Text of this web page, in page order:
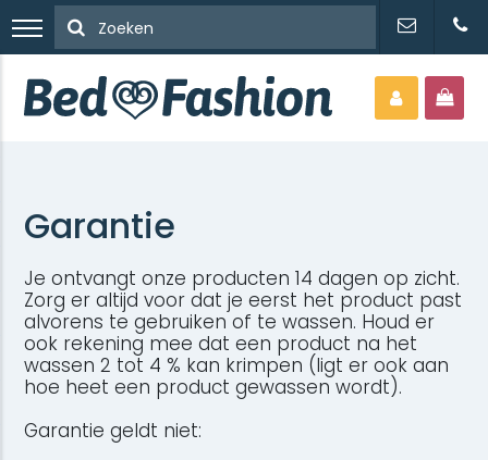
Garantie
Je ontvangt onze producten 14 dagen op zicht.
Zorg er altijd voor dat je eerst het product past
alvorens te gebruiken of te wassen. Houd er
ook rekening mee dat een product na het
wassen 2 tot 4 % kan krimpen (ligt er ook aan
hoe heet een product gewassen wordt).
Garantie geldt niet: